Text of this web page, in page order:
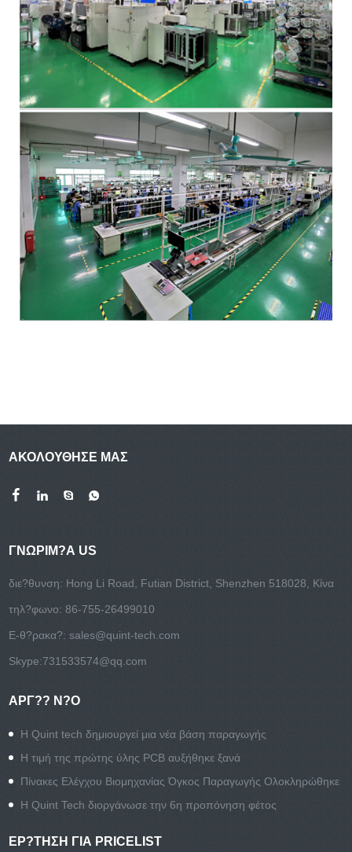
ΑΚΟΛΟΥΘΗΣΕ ΜΑΣ
ΓΝΩΡΙΜ?Α US
διε?θυνση: Hong Li Road, Futian District, Shenzhen 518028, Κίνα
τηλ?φωνο: 86-755-26499010
E-θ?ρακα?:sales@quint-tech.com
Skype:731533574@qq.com
ΑΡΓ?? Ν?Ο
Η Quint tech δημιουργεί μια νέα βάση παραγωγής
Η τιμή της πρώτης ύλης PCB αυξήθηκε ξανά
Πίνακες Ελέγχου Βιομηχανίας Όγκος Παραγωγής Ολοκληρώθηκε
Η Quint Tech διοργάνωσε την 6η προπόνηση φέτος
ΕΡ?ΤΗΣΗ ΓΙΑ PRICELIST